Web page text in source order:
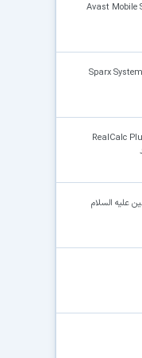
Avast Mobile
Sparx
RealCalc
علیه السلام